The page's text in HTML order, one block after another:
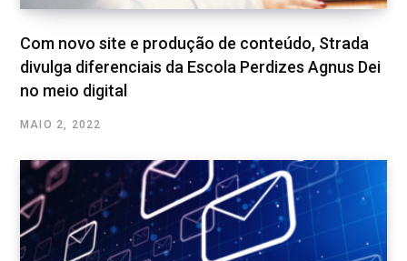
Com novo site e produção de conteúdo, Strada
divulga diferenciais da Escola Perdizes Agnus Dei
no meio digital
MAIO 2, 2022